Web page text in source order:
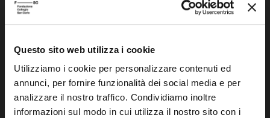
Questo sito web utilizza i cookie
Utilizziamo i cookie per personalizzare contenuti ed
annunci, per fornire funzionalità dei social media e per
analizzare il nostro traffico. Condividiamo inoltre
informazioni sul modo in cui utilizza il nostro sito con i
Fondazione Collegio San Carlo
Via San Carlo 5
P.I. 00641060363
tel. 059.421211
info@fondazionesancarlo.it